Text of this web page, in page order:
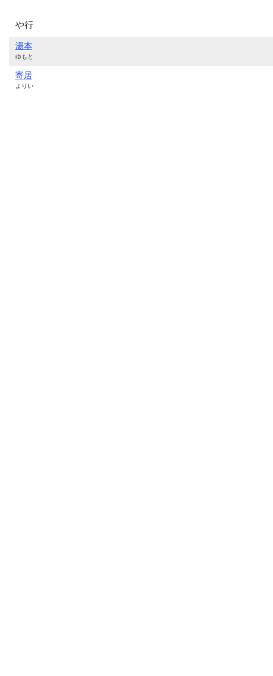
や行
湯本
ゆもと
寄居
よりい